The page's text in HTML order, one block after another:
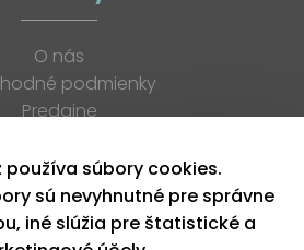
O nás
podmienky
Predajne
K stiahnutiu
Blog
Kontakt
používa súbory cookies.
sú nevyhnutné pre správne
iné slúžia pre štatistické a